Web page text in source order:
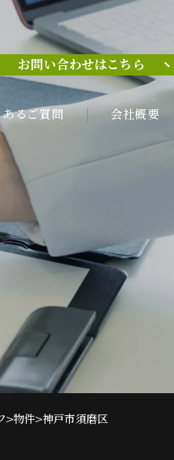
お問い合わせはこちら
あるご質問 会社概要
お問い合わせはこちら
>物件>神戸市須磨区